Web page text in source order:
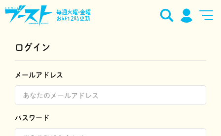
毎週火曜•金曜
お昼12時更新
ログイン
メールアドレス
パスワード